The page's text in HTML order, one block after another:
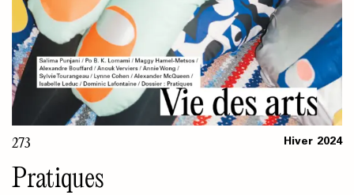
273 Hiver 2024
Pratiques